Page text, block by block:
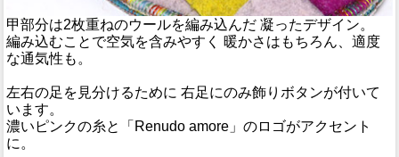
甲部分は2枚重ねのウールを編み込んだ 凝ったデザイン。
編み込むことで空気を含みやすく 暖かさはもちろん、適度
な通気性も。
左右の足を見分けるために 右足にのみ飾りボタンが付いて
います。
濃いピンクの糸と「Renudo amore」のロゴがアクセント
に。